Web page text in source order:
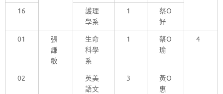
16
護理
學系
1
蔡O
妤
01
張
謙
敏
生命
科學
系
1
蔡O
瑜
4
02
英美
語文
3
黃O
惠